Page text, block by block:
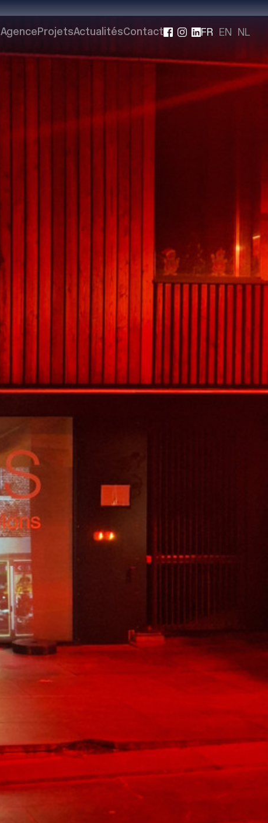
AgenceProjetsActualitésContact FR EN NL